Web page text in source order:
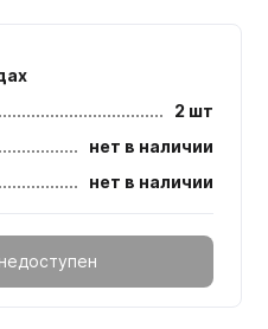
2 шт
нет в наличии
нет в наличии